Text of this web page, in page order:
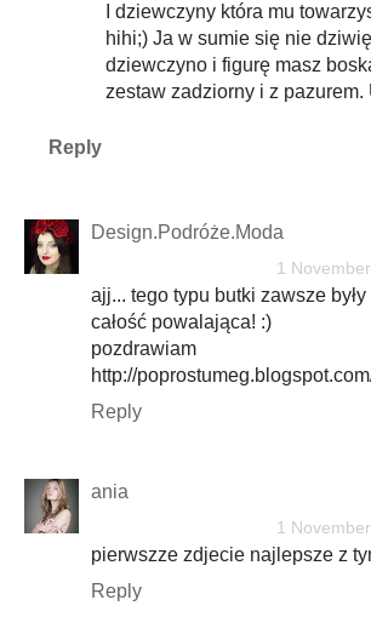
I dziewczyny która mu
hihi;) Ja w sumie się nie
dziewczyno i figurę masz
zestaw zadziorny i z pazurem.
Reply
Design.Podróże.Moda
1
ajj... tego typu butki zawsze
całość powalająca! :)
pozdrawiam
http://
Reply
ania
1
pierwszze zdjecie najlepsze z
Reply